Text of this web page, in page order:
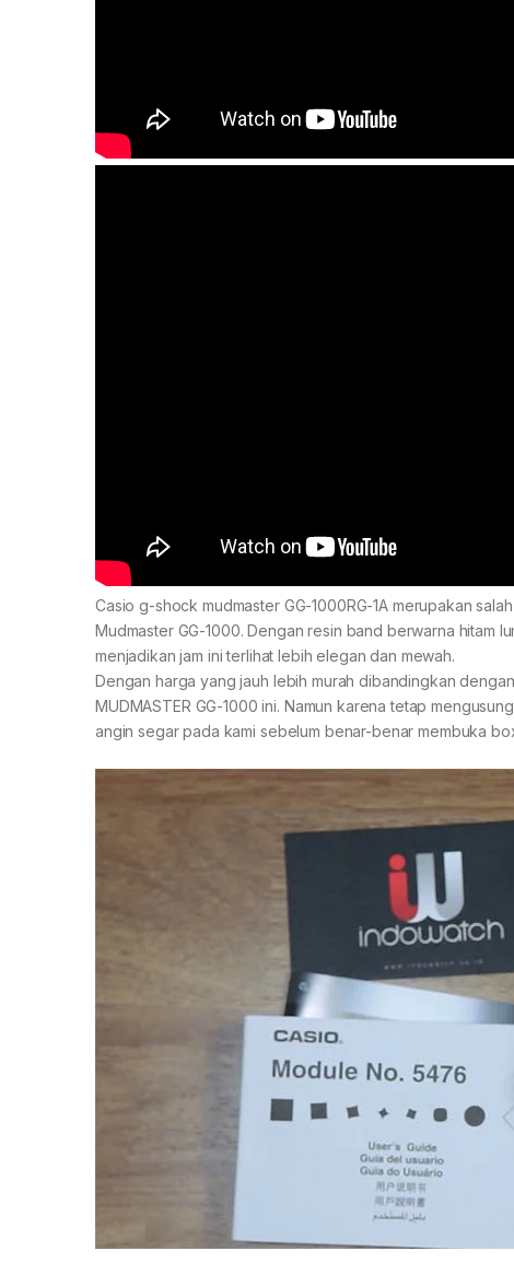
Casio g-shock mudmaster GG-1000RG-1A merupakan
Mudmaster GG-1000. Dengan resin band berwarna hitam
menjadikan jam ini terlihat lebih elegan dan mewah.
Dengan harga yang jauh lebih murah dibandingkan
MUDMASTER GG-1000 ini. Namun karena tetap
angin segar pada kami sebelum benar-benar membuka